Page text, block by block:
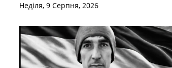
Неділя, 9 Серпня, 2026